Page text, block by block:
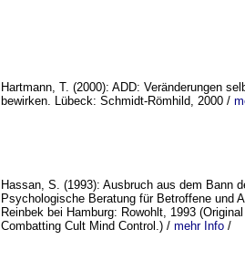
Hartmann, T. (2000): ADD: Veränderungen
bewirken. Lübeck: Schmidt-Römhild, 2000 /
Hassan, S. (1993): Ausbruch aus dem Bann
Psychologische Beratung für Betroffene und
Reinbek bei Hamburg: Rowohlt, 1993
Combatting Cult Mind Control.) / mehr Info /